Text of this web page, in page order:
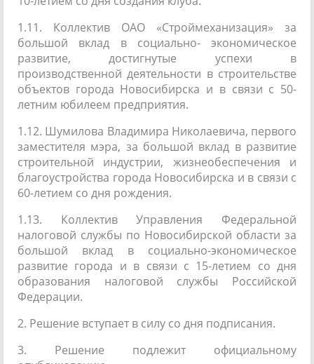
1.11. Коллектив ОАО «Строймеханизация» за
большой вклад в социально- экономическое
развитие, достигнутые успехи в
производственной деятельности в строительстве
объектов города Новосибирска и в связи с 50-
летним юбилеем предприятия.
1.12. Шумилова Владимира Николаевича, первого
заместителя мэра, за большой вклад в развитие
строительной индустрии, жизнеобеспечения и
благоустройства города Новосибирска и в связи с
60-летием со дня рождения.
1.13. Коллектив Управления Федеральной
налоговой службы по Новосибирской области за
большой вклад в социально-экономическое
развитие города и в связи с 15-летием со дня
образования налоговой службы Российской
Федерации.
2. Решение вступает в силу со дня подписания.
3. Решение подлежит официальному